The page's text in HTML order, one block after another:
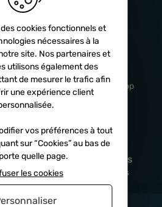
Service client
professionnel
De 8h à 17h Non-stop
Paiement en
x3 fois
Sécurisé, sans frais
cookies fonctionnels et
nécessaires à la
site. Nos partenaires et
utilisons également des
de mesurer le trafic afin
une expérience client
vos préférences à tout
sur “Cookies” au bas de
quelle page.
les cookies